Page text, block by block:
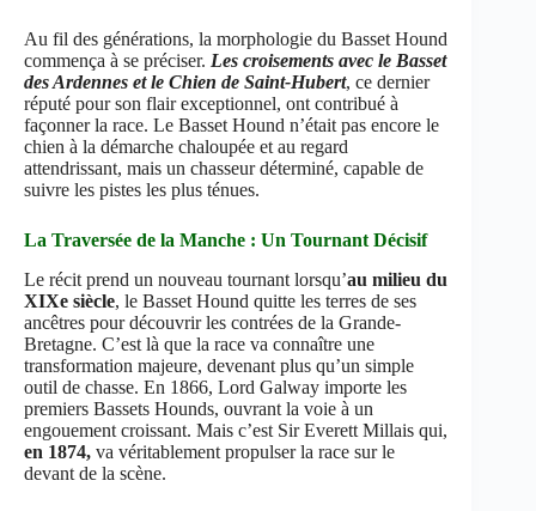
Au fil des générations, la morphologie du Basset Hound
commença à se préciser. Les croisements avec le Basset
des Ardennes et le Chien de Saint-Hubert, ce dernier
réputé pour son flair exceptionnel, ont contribué à
façonner la race. Le Basset Hound n’était pas encore le
chien à la démarche chaloupée et au regard
attendrissant, mais un chasseur déterminé, capable de
suivre les pistes les plus ténues.
La Traversée de la Manche : Un Tournant Décisif
Le récit prend un nouveau tournant lorsqu’au milieu du
XIXe siècle, le Basset Hound quitte les terres de ses
ancêtres pour découvrir les contrées de la Grande-
Bretagne. C’est là que la race va connaître une
transformation majeure, devenant plus qu’un simple
outil de chasse. En 1866, Lord Galway importe les
premiers Bassets Hounds, ouvrant la voie à un
engouement croissant. Mais c’est Sir Everett Millais qui,
en 1874, va véritablement propulser la race sur le
devant de la scène.